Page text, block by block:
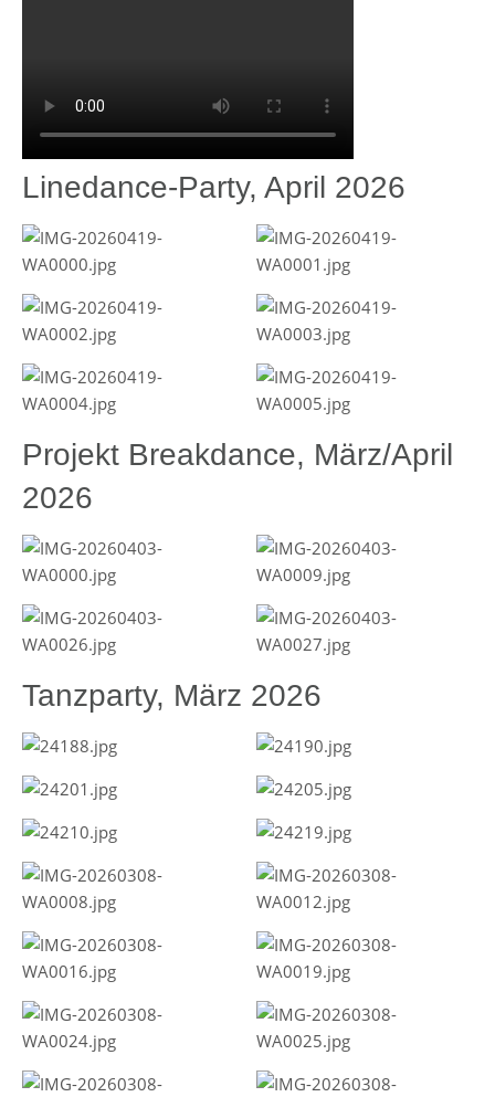
Linedance-Party, April 2026
Projekt Breakdance, März/April
2026
Tanzparty, März 2026